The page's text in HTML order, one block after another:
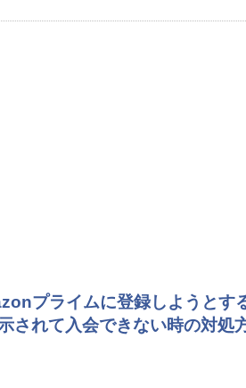
プライムに登録しようと
されて入会できない時の対処